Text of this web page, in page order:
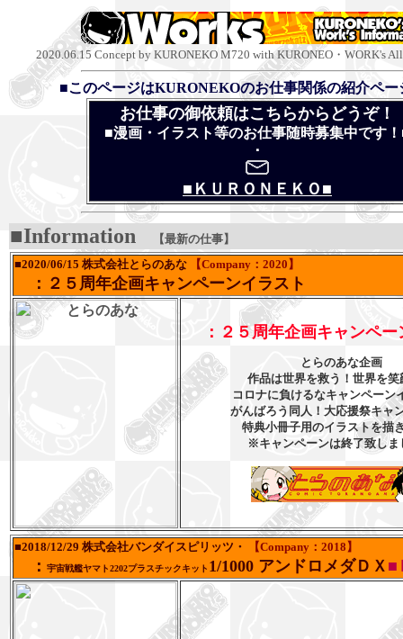
2020.06.15 Concept by KURONEKO M720 with KURONEO・WORK's
■このページはKURONEKOのお仕事関係の紹介ペー
お仕事の御依頼はこちらからどうぞ！
■漫画・イラスト等のお仕事随時募集中です
･
■ＫＵＲＯＮＥＫＯ■
■Information
【最新の仕事】
■2020/06/15 株式会社とらのあな 【Company：2020】
：２５周年企画キャンペーンイラスト
：２５周年企画キャンペ
とらのあな企画
作品は世界を救う！世界を笑
コロナに負けるなキャンペーン
がんばろう同人！大応援祭キャ
特典小冊子用のイラストを描
※キャンペーンは終了致しま
■2018/12/29 株式会社バンダイスピリッツ・ 【Company：2018】
： 宇宙戦艦ヤマト2202プラスチックキット 1/1000 アンドロメダＤＸ ■